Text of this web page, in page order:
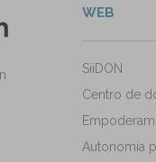
WEB
SiiDON
Centro de
Autonomía